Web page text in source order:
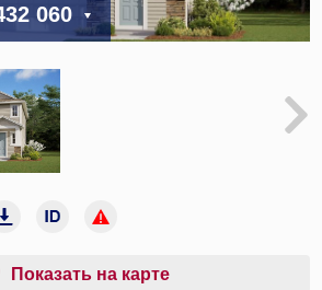
060
Показать на карте